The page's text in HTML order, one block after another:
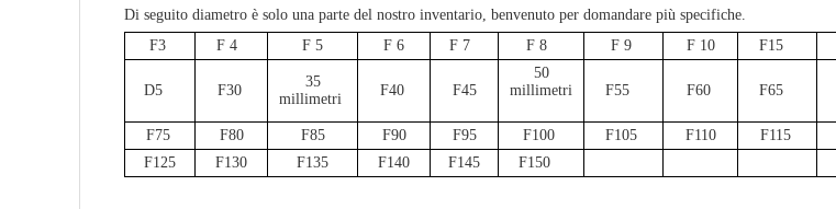
Di seguito diametro è solo una parte del nostro inventario, benvenuto per domandare più specifiche.
F3
F 4 F 5 F 6 F 7 F 8 F 9 F 10 F15
D5 F30
35
millimetri
F40 F45
50
millimetri
F55 F60 F65
F75 F80 F85 F90 F95 F100 F105 F110 F115
F125
F130 F135 F140 F145 F150